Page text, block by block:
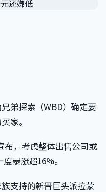
弟探索（WBD）确定要
家。
布，考虑整体出售公司或
暴涨超16%。
支持的新晋巨头派拉蒙